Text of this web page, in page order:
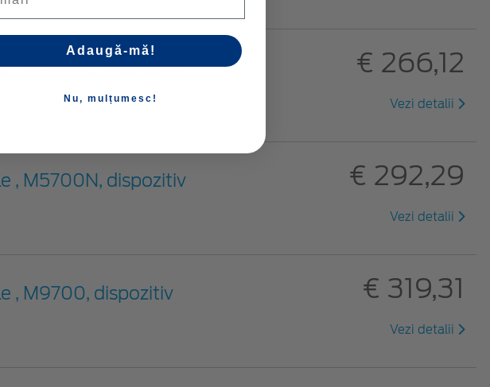
, M4700B, dispozitiv
€ 266,12
Vezi detalii
, M5700N, dispozitiv
€ 292,29
Vezi detalii
, M9700, dispozitiv
€ 319,31
Vezi detalii
Adaugă-mă!
Nu, mulțumesc!